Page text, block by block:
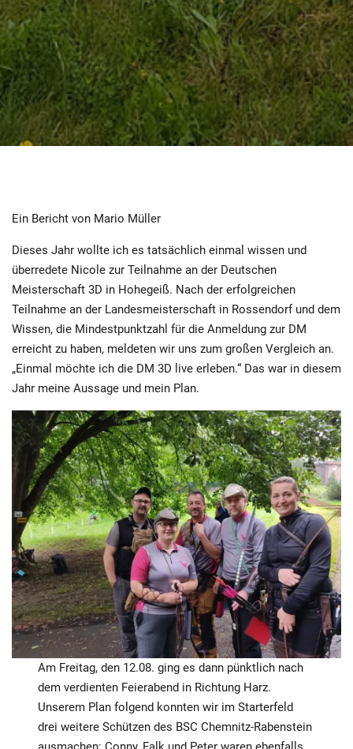
Ein Bericht von Mario Müller
Dieses Jahr wollte ich es tatsächlich einmal wissen und
überredete Nicole zur Teilnahme an der Deutschen
Meisterschaft 3D in Hohegeiß. Nach der erfolgreichen
Teilnahme an der Landesmeisterschaft in Rossendorf und dem
Wissen, die Mindestpunktzahl für die Anmeldung zur DM
erreicht zu haben, meldeten wir uns zum großen Vergleich an.
„Einmal möchte ich die DM 3D live erleben.“ Das war in diesem
Jahr meine Aussage und mein Plan.
Am Freitag, den 12.08. ging es dann pünktlich nach
dem verdienten Feierabend in Richtung Harz.
Unserem Plan folgend konnten wir im Starterfeld
drei weitere Schützen des BSC Chemnitz-Rabenstein